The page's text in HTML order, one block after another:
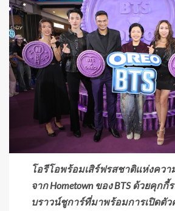
โอรีโอพร้อมเสิร์ฟรสชาติแห่งควา
จากHometown ของBTS ด้วยคุกกี้
บราวน์ชูการ์ที่มาพร้อมการเปิดตั